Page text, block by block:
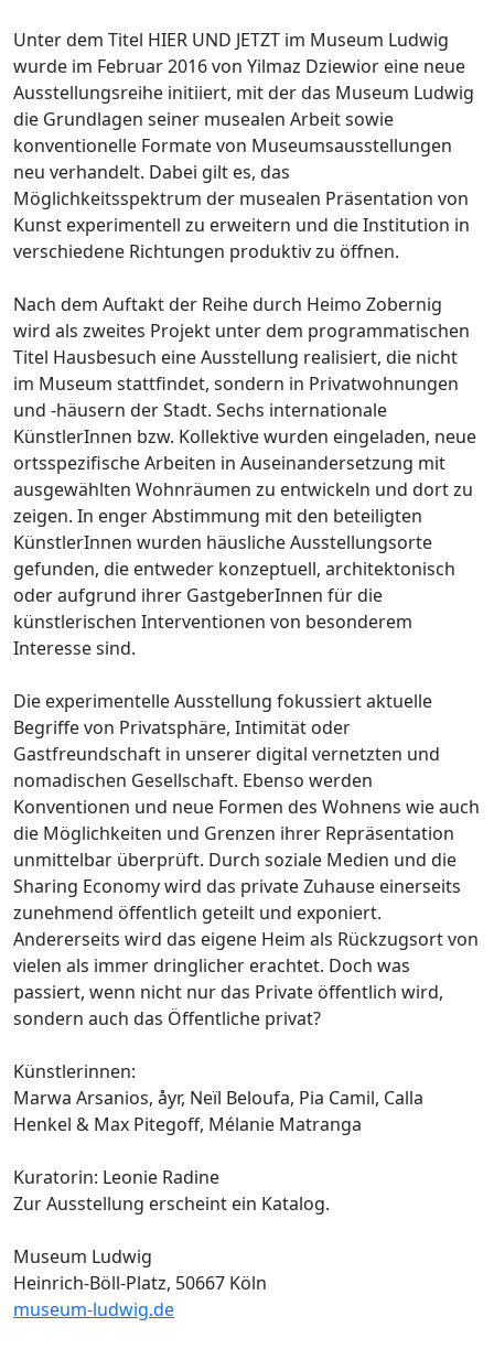
Unter dem Titel HIER UND JETZT im Museum Ludwig
wurde im Februar 2016 von Yilmaz Dziewior eine neue
Ausstellungsreihe initiiert, mit der das Museum Ludwig
die Grundlagen seiner musealen Arbeit sowie
konventionelle Formate von Museumsausstellungen
neu verhandelt. Dabei gilt es, das
Möglichkeitsspektrum der musealen Präsentation von
Kunst experimentell zu erweitern und die Institution in
verschiedene Richtungen produktiv zu öffnen.
Nach dem Auftakt der Reihe durch Heimo Zobernig
wird als zweites Projekt unter dem programmatischen
Titel Hausbesuch eine Ausstellung realisiert, die nicht
im Museum stattfindet, sondern in Privatwohnungen
und -häusern der Stadt. Sechs internationale
KünstlerInnen bzw. Kollektive wurden eingeladen, neue
ortsspezifische Arbeiten in Auseinandersetzung mit
ausgewählten Wohnräumen zu entwickeln und dort zu
zeigen. In enger Abstimmung mit den beteiligten
KünstlerInnen wurden häusliche Ausstellungsorte
gefunden, die entweder konzeptuell, architektonisch
oder aufgrund ihrer GastgeberInnen für die
künstlerischen Interventionen von besonderem
Interesse sind.
Die experimentelle Ausstellung fokussiert aktuelle
Begriffe von Privatsphäre, Intimität oder
Gastfreundschaft in unserer digital vernetzten und
nomadischen Gesellschaft. Ebenso werden
Konventionen und neue Formen des Wohnens wie auch
die Möglichkeiten und Grenzen ihrer Repräsentation
unmittelbar überprüft. Durch soziale Medien und die
Sharing Economy wird das private Zuhause einerseits
zunehmend öffentlich geteilt und exponiert.
Andererseits wird das eigene Heim als Rückzugsort von
vielen als immer dringlicher erachtet. Doch was
passiert, wenn nicht nur das Private öffentlich wird,
sondern auch das Öffentliche privat?
Künstlerinnen:
Marwa Arsanios, åyr, Neïl Beloufa, Pia Camil, Calla
Henkel & Max Pitegoff, Mélanie Matranga
Kuratorin: Leonie Radine
Zur Ausstellung erscheint ein Katalog.
Museum Ludwig
Heinrich-Böll-Platz, 50667 Köln
museum-ludwig.de